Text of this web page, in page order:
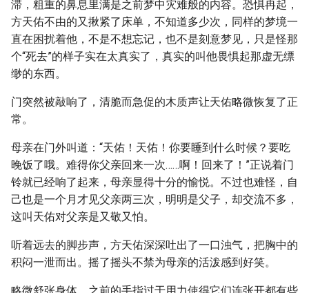
滞，粗重的鼻息里满是之前梦中灾难般的内容。恐惧冉起，
方天佑不由的又揪紧了床单，不知道多少次，同样的梦境一
直在困扰着他，不是不想忘记，也不是刻意梦见，只是怪那
个“死去”的样子实在太真实了，真实的叫他畏惧起那虚无缥
缈的东西。
门突然被敲响了，清脆而急促的木质声让天佑略微恢复了正
常。
母亲在门外叫道：“天佑！天佑！你要睡到什么时候？要吃
晚饭了哦。难得你父亲回来一次……啊！回来了！”正说着门
铃就已经响了起来，母亲显得十分的愉悦。不过也难怪，自
己也是一个月才见父亲两三次，明明是父子，却交流不多，
这叫天佑对父亲是又敬又怕。
听着远去的脚步声，方天佑深深吐出了一口浊气，把胸中的
积闷一泄而出。摇了摇头不禁为母亲的活泼感到好笑。